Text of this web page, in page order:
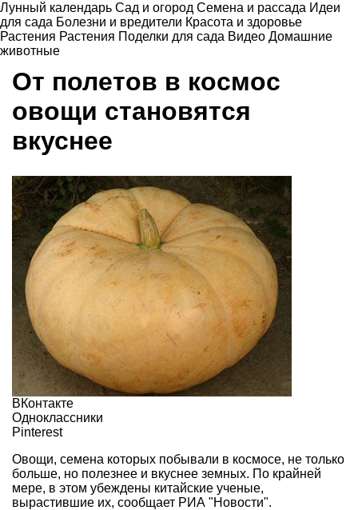
Лунный календарь Сад и огород Семена и рассада Идеи
для сада Болезни и вредители Красота и здоровье
Растения Растения Поделки для сада Видео Домашние
животные
От полетов в космос
овощи становятся
вкуснее
ВКонтакте
Одноклассники
Pinterest
Овощи, семена которых побывали в космосе, не только
больше, но полезнее и вкуснее земных. По крайней
мере, в этом убеждены китайские ученые,
вырастившие их, сообщает РИА "Новости".